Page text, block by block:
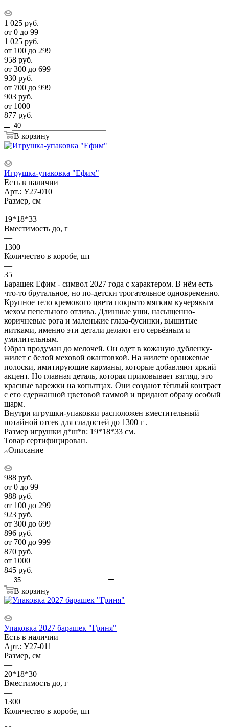
1 025 руб.
от 0 до 99
1 025 руб.
от 100 до 299
958 руб.
от 300 до 699
930 руб.
от 700 до 999
903 руб.
от 1000
877 руб.
В корзину
Игрушка-упаковка "Ефим"
Есть в наличии
Арт.: У27-010
Размер, см
—
19*18*33
Вместимость до, г
—
1300
Количество в коробе, шт
—
35
Барашек Ефим - символ 2027 года с характером. В нём есть
что-то брутальное, но по-детски трогательное одновременно.
Крупное тело кремового цвета покрыто мягким кучерявым
мехом пепельного отлива. Длинные уши, насыщенно-
коричневые рога и маленькие глаза-бусинки, вышитые
нитками, именно эти детали делают его серьёзным и
умилительным.
Образ продуман до мелочей. Он одет в кожаную дубленку-
жилет с белой меховой окантовкой. На жилете оранжевые
полоски, имитирующие карманы, которые добавляют яркий
акцент. Но главная деталь, которая приковывает взгляд, это
красные варежки на копытцах. Они создают тёплый контраст
с его сдержанной цветовой гаммой и придают образу особый
шарм.
Внутри игрушки-упаковки расположен вместительный
потайной отсек для сладостей до 1300 г .
Размер игрушки д*ш*в: 19*18*33 см.
Товар сертифицирован.
Описание
988 руб.
от 0 до 99
988 руб.
от 100 до 299
923 руб.
от 300 до 699
896 руб.
от 700 до 999
870 руб.
от 1000
845 руб.
В корзину
Упаковка 2027 барашек "Гриня"
Есть в наличии
Арт.: У27-011
Размер, см
—
20*18*30
Вместимость до, г
—
1300
Количество в коробе, шт
—